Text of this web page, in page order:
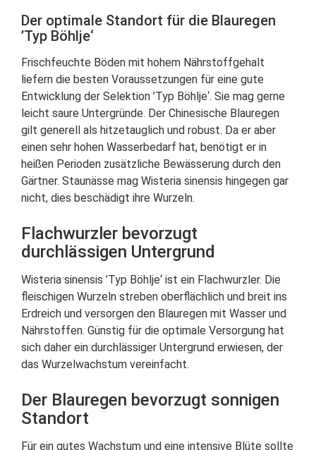
Der optimale Standort für die Blauregen
’Typ Böhlje‘
Frischfeuchte Böden mit hohem Nährstoffgehalt
liefern die besten Voraussetzungen für eine gute
Entwicklung der Selektion ’Typ Böhlje‘. Sie mag gerne
leicht saure Untergründe. Der Chinesische Blauregen
gilt generell als hitzetauglich und robust. Da er aber
einen sehr hohen Wasserbedarf hat, benötigt er in
heißen Perioden zusätzliche Bewässerung durch den
Gärtner. Staunässe mag Wisteria sinensis hingegen gar
nicht, dies beschädigt ihre Wurzeln.
Flachwurzler bevorzugt
durchlässigen Untergrund
Wisteria sinensis ’Typ Böhlje‘ ist ein Flachwurzler. Die
fleischigen Wurzeln streben oberflächlich und breit ins
Erdreich und versorgen den Blauregen mit Wasser und
Nährstoffen. Günstig für die optimale Versorgung hat
sich daher ein durchlässiger Untergrund erwiesen, der
das Wurzelwachstum vereinfacht.
Der Blauregen bevorzugt sonnigen
Standort
Für ein gutes Wachstum und eine intensive Blüte sollte